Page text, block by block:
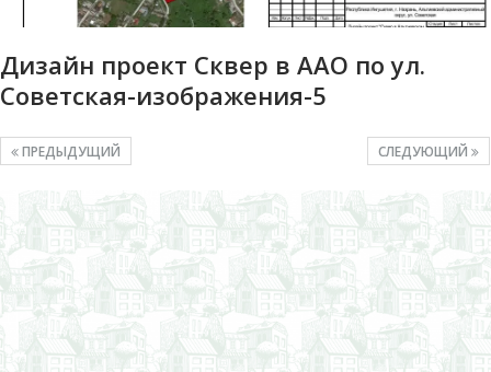
Дизайн проект Сквер в ААО по ул.
Советская-изображения-5
СЛЕДУЮЩИЙ
ПРЕДЫДУЩИЙ